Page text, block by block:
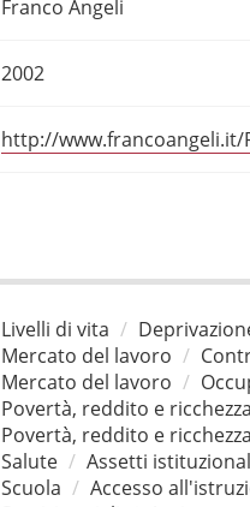
Franco Angeli
2002
http://www.francoangeli.it/
Livelli di vita
Mercato del lavoro
Mercato del lavoro
Povertà, reddito e ricchezza
Povertà, reddito e ricchezza
Salute
Assetti
Scuola
Accesso